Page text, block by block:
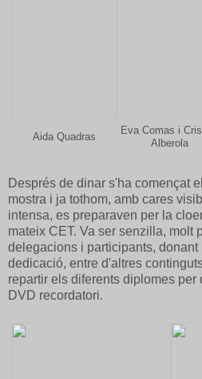
Aida Quadras
Eva Comas i
Alberola
Després de dinar s'ha començat
mostra i ja tothom, amb cares
intensa, es preparaven per la
mateix CET. Va ser senzilla, molt
delegacions i participants,
dedicació, entre d'altres
repartir els diferents diplomes per
DVD recordatori.